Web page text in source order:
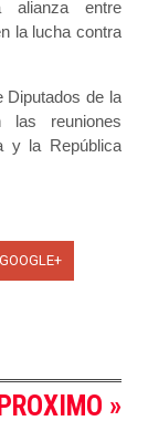
alianza entre
la lucha contra
Diputados de la
las reuniones
y la República
GOOGLE+
PROXIMO »